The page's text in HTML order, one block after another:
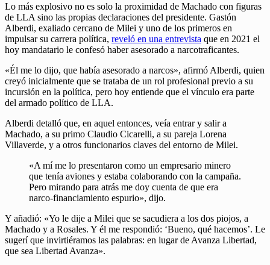
Lo más explosivo no es solo la proximidad de Machado con figuras
de LLA sino las propias declaraciones del presidente. Gastón
Alberdi, exaliado cercano de Milei y uno de los primeros en
impulsar su carrera política, reveló en una entrevista que en 2021 el
hoy mandatario le confesó haber asesorado a narcotraficantes.
«Él me lo dijo, que había asesorado a narcos», afirmó Alberdi, quien
creyó inicialmente que se trataba de un rol profesional previo a su
incursión en la política, pero hoy entiende que el vínculo era parte
del armado político de LLA.
Alberdi detalló que, en aquel entonces, veía entrar y salir a
Machado, a su primo Claudio Cicarelli, a su pareja Lorena
Villaverde, y a otros funcionarios claves del entorno de Milei.
«A mí me lo presentaron como un empresario minero
que tenía aviones y estaba colaborando con la campaña.
Pero mirando para atrás me doy cuenta de que era
narco-financiamiento espurio», dijo.
Y añadió: «Yo le dije a Milei que se sacudiera a los dos piojos, a
Machado y a Rosales. Y él me respondió: ‘Bueno, qué hacemos’. Le
sugerí que invirtiéramos las palabras: en lugar de Avanza Libertad,
que sea Libertad Avanza».